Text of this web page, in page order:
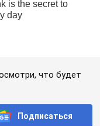
что будет
Подписаться